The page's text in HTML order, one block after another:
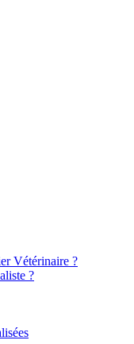
Vétérinaire ?
?